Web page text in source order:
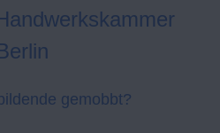
gemobbt?